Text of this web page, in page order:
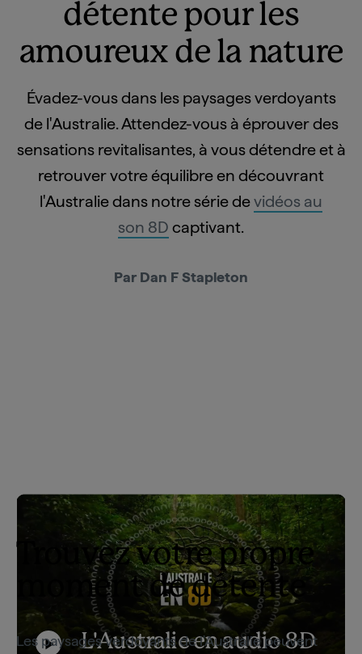
détente pour les
amoureux de la nature
Évadez-vous dans les paysages verdoyants
de l'Australie. Attendez-vous à éprouver des
sensations revitalisantes, à vous détendre et à
retrouver votre équilibre en découvrant
l'Australie dans notre série devidéos au
son 8D captivant.
Par Dan F Stapleton
L'Australie en audio 8D
Trouvez votre propre
moment de détente
Les paysages verdoyants de l'Australie peuvent